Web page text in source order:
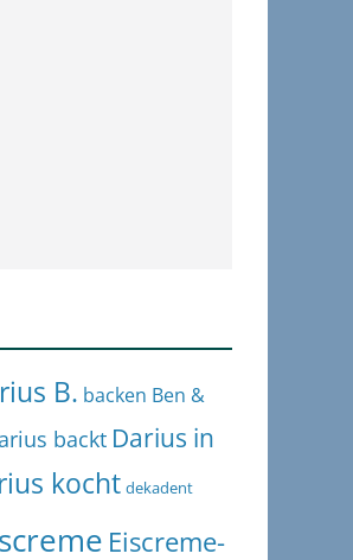
B. backen Ben &
backt Darius in
kocht dekadent
Eiscreme-